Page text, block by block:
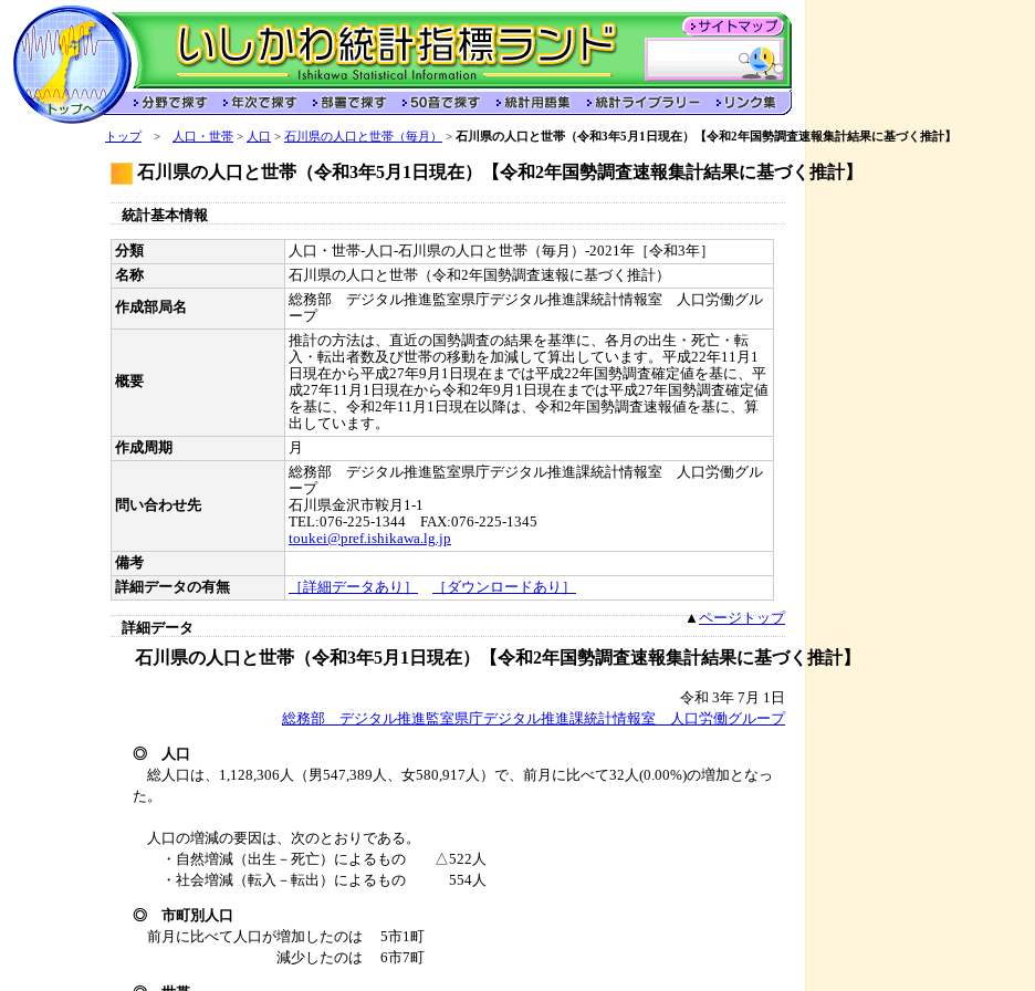
トップ> 人口・世帯 > 人口 > 石川県の人口と世帯（毎月） > 石川県の人口と世帯（令和3年5月1日現在）【令和2年国勢調査速報集計結果に基づく推計】
石川県の人口と世帯（令和3年5月1日現在）【令和2年国勢調査速報集計結果に基づく推計】
統計基本情報
分類
人口・世帯-人口-石川県の人口と世帯（毎月）-2021年［令和3年］
名称
石川県の人口と世帯（令和2年国勢調査速報に基づく推計）
作成部局名
総務部 デジタル推進監室県庁デジタル推進課統計情報室 人口労働グル
ープ
概要
推計の方法は、直近の国勢調査の結果を基準に、各月の出生・死亡・転
入・転出者数及び世帯の移動を加減して算出しています。平成22年11月1
日現在から平成27年9月1日現在までは平成22年国勢調査確定値を基に、平
成27年11月1日現在から令和2年9月1日現在までは平成27年国勢調査確定値
を基に、令和2年11月1日現在以降は、令和2年国勢調査速報値を基に、算
出しています。
作成周期
月
問い合わせ先
総務部 デジタル推進監室県庁デジタル推進課統計情報室 人口労働グル
ープ
石川県金沢市鞍月1-1
TEL:076-225-1344 FAX:076-225-1345
toukei@pref.ishikawa.lg.jp
備考
詳細データの有無
［詳細データあり］ ［ダウンロードあり］
詳細データ
▲ページトップ
石川県の人口と世帯（令和3年5月1日現在）【令和2年国勢調査速報集計結果に基づく推計】
令和 3年 7月 1日
総務部 デジタル推進監室県庁デジタル推進課統計情報室 人口労働グループ
◎ 人口
総人口は、1,128,306人（男547,389人、女580,917人）で、前月に比べて32人(0.00%)の増加となっ
た。
人口の増減の要因は、次のとおりである。
・自然増減（出生－死亡）によるもの △522人
・社会増減（転入－転出）によるもの 554人
◎ 市町別人口
前月に比べて人口が増加したのは 5市1町
減少したのは 6市7町